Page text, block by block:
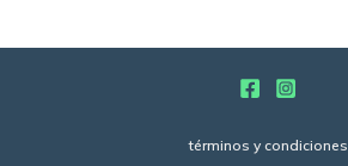
términos y condiciones